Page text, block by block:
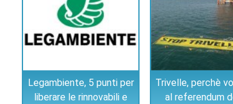
Legambiente, 5 punti per
liberare le rinnovabili e
Trivelle, perchè
al referendum